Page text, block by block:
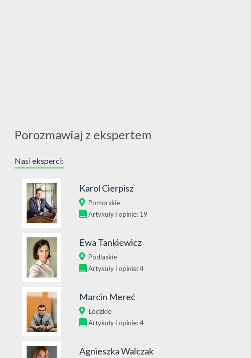
Porozmawiaj z ekspertem
Nasi eksperci:
Karol Cierpisz
Pomorskie
Artykuły i opinie: 19
Ewa Tankiewicz
Podlaskie
Artykuły i opinie: 4
Marcin Mereć
Łódzkie
Artykuły i opinie: 4
Agnieszka Walczak